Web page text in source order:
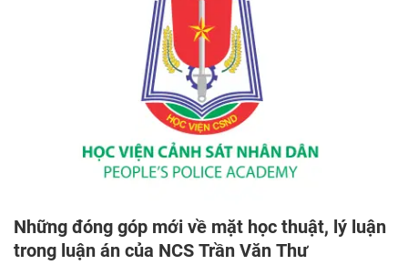
Những đóng góp mới về mặt học thuật, lý luận
trong luận án của NCS Trần Văn Thư